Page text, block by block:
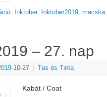
, Inktober, Inktober2019, macska,
– 27. nap
10-27 Tus és Tinta
Kabát / Coat